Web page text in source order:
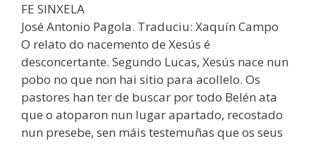
FE SINXELA
José Antonio Pagola. Traduciu: Xaquín Campo
O relato do nacemento de Xesús é
desconcertante. Segundo Lucas, Xesús nace nun
pobo no que non hai sitio para acollelo. Os
pastores han ter de buscar por todo Belén ata
que o atoparon nun lugar apartado, recostado
nun presebe, sen máis testemuñas que os seus